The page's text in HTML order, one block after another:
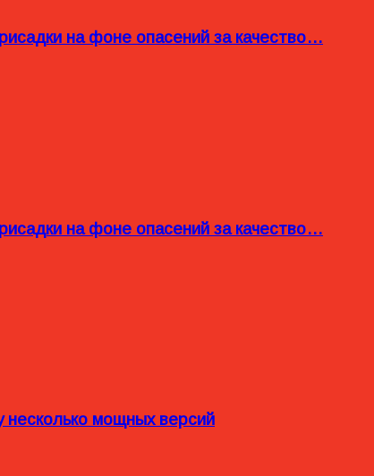
на фоне опасений за качество…
на фоне опасений за качество…
несколько мощных версий